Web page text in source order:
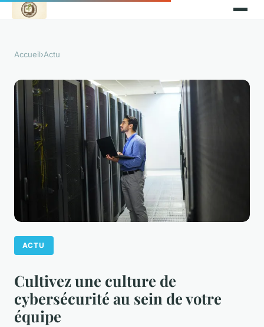
Accueil›Actu
ACTU
Cultivez une culture de
cybersécurité au sein de votre
équipe